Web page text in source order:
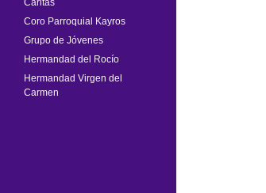
Cáritas
Coro Parroquial Kayros
Grupo de Jóvenes
Hermandad del Rocío
Hermandad Virgen del
Carmen